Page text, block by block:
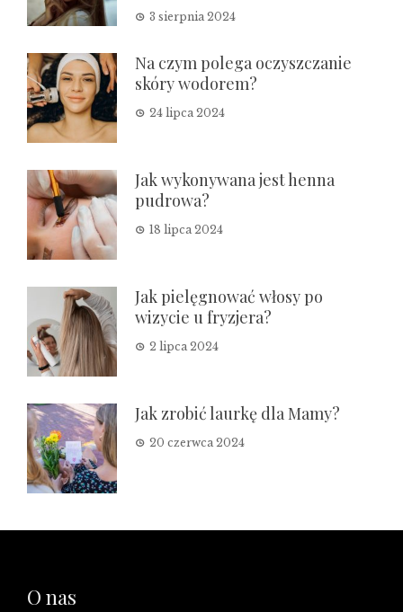
3 sierpnia 2024
Na czym polega oczyszczanie
skóry wodorem?
24 lipca 2024
Jak wykonywana jest henna
pudrowa?
18 lipca 2024
Jak pielęgnować włosy po
wizycie u fryzjera?
2 lipca 2024
Jak zrobić laurkę dla Mamy?
20 czerwca 2024
O nas